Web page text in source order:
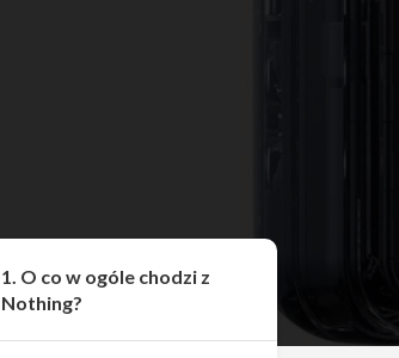
1. O co w ogóle chodzi z
Nothing?